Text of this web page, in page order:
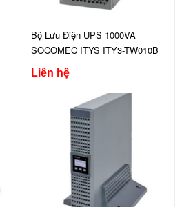
Bộ Lưu Điện UPS 1000VA
SOCOMEC ITYS ITY3-TW010B
Liên hệ